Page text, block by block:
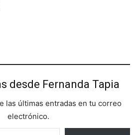
desde Fernanda Tapia
las últimas entradas en tu correo
electrónico.